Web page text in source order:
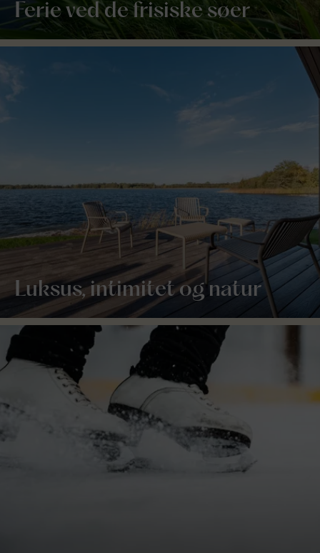
Ferie ved de frisiske søer
Luksus, intimitet og natur